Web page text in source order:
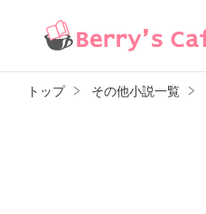
トップ その他小説一覧